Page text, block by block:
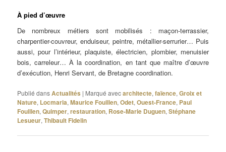
À pied d’œuvre
De nombreux métiers sont mobilisés : maçon-terrassier,
charpentier-couvreur, enduiseur, peintre, métallier-serrurier… Puis
aussi, pour l’intérieur, plaquiste, électricien, plombier, menuisier
bois, carreleur… À la coordination, en tant que maître d’œuvre
d’exécution, Henri Servant, de Bretagne coordination.
Publié dansActualités | Marqué avecarchitecte,faïence,Groix et
Nature, Locmaria,Maurice Fouillen,Odet,Ouest-France, Paul
Fouillen,Quimper,restauration, Rose-Marie Duguen,Stéphane
Lesueur,Thibault Fidelin